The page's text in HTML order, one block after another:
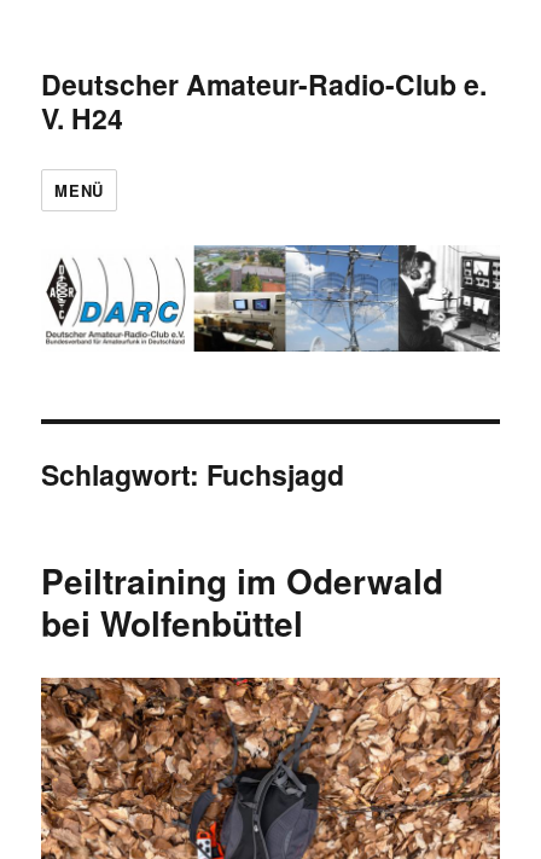
Deutscher Amateur-Radio-Club e.
V. H24
MENÜ
Schlagwort: Fuchsjagd
Peiltraining im Oderwald
bei Wolfenbüttel